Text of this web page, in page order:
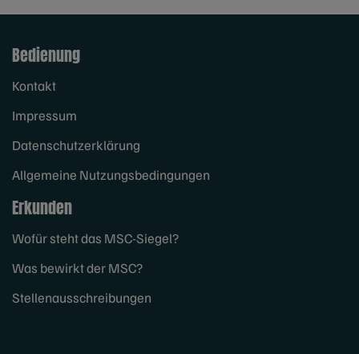
Bedienung
Kontakt
Impressum
Datenschutzerklärung
Allgemeine Nutzungsbedingungen
Erkunden
Wofür steht das MSC-Siegel?
Was bewirkt der MSC?
Stellenausschreibungen